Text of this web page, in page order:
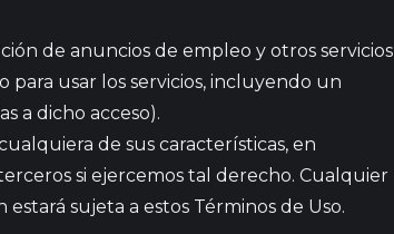
de anuncios de empleo y otros servicios
usar los servicios, incluyendo un
a dicho acceso).
de sus características, en
si ejercemos tal derecho. Cualquier
sujeta a estos Términos de Uso.